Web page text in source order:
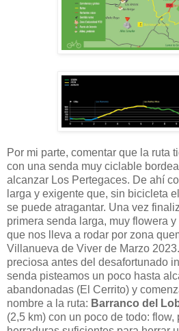
Por mi parte, comentar que la ruta
con una senda muy ciclable
alcanzar Los Pertegaces. De ahí
larga y exigente que, sin bicicleta
se puede atragantar. Una vez
primera senda larga, muy flowera
que nos lleva a rodar por zona
Villanueva de Viver de Marzo
preciosa antes del desafortunado
senda pisteamos un poco hasta
abandonadas (El Cerrito) y
nombre a la ruta: Barranco del
(2,5 km) con un poco de todo: flow,